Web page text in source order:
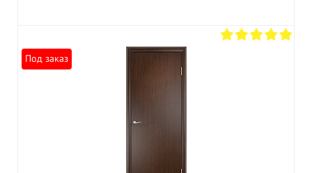
Под заказ